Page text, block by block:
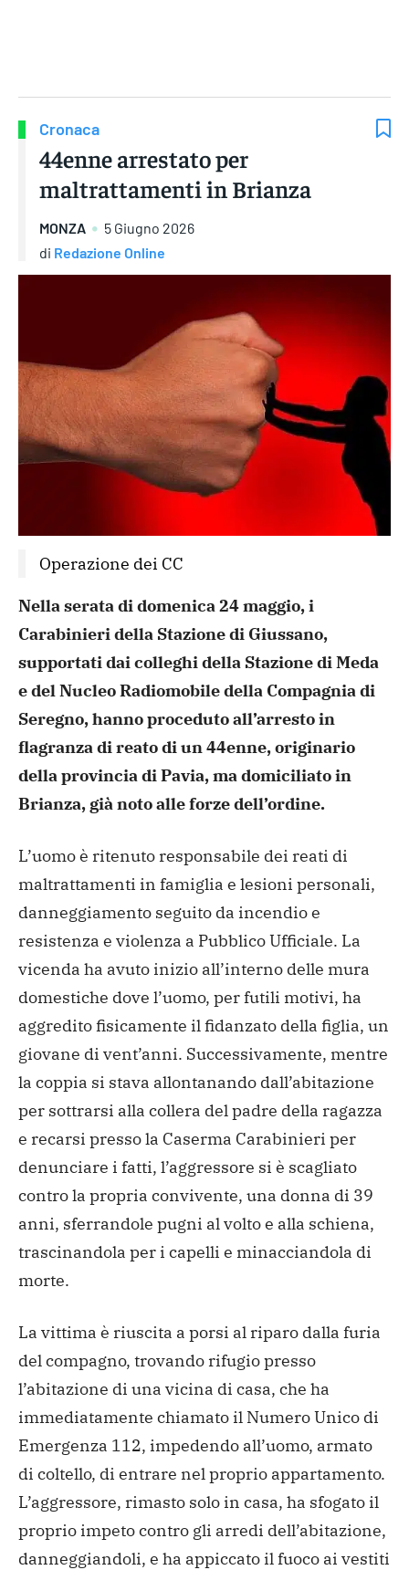
Cronaca
44enne arrestato per
maltrattamenti in Brianza
MONZA
5 Giugno 2026
di Redazione Online
Operazione dei CC
Nella serata di domenica 24 maggio, i
Carabinieri della Stazione di Giussano,
supportati dai colleghidella Stazione di Meda
e del Nucleo Radiomobile della Compagnia di
Seregno, hanno proceduto all’arresto in
flagranza di reato di un44enne, originario
della provincia di Pavia, ma domiciliato in
Brianza, già noto alle forze dell’ordine.
L’uomo è ritenuto responsabile dei reati di
maltrattamenti in famiglia e lesioni personali,
danneggiamento seguito da incendio e
resistenza e violenza a Pubblico Ufficiale. La
vicenda ha avuto inizio all’interno delle mura
domestiche dove l’uomo, per futili motivi, ha
aggredito fisicamente il fidanzato della figlia, un
giovane di vent’anni. Successivamente, mentre
la coppia si stava allontanando dall’abitazione
per sottrarsi alla collera del padre della ragazza
e recarsi presso la Caserma Carabinieri per
denunciare i fatti, l’aggressore si è scagliato
contro la propria convivente, una donna di 39
anni, sferrandole pugni al volto e alla schiena,
trascinandola per i capelli e minacciandola di
morte.
La vittima è riuscita a porsi al riparo dalla furia
delcompagno, trovando rifugio presso
l’abitazione di una vicina di casa, che ha
immediatamente chiamato il Numero Unico di
Emergenza 112, impedendo all’uomo, armato
di coltello, di entrare nelproprio appartamento.
L’aggressore, rimasto solo in casa, ha sfogato il
proprio impeto contro gli arredi dell’abitazione,
danneggiandoli, e ha appiccato il fuoco ai vestiti